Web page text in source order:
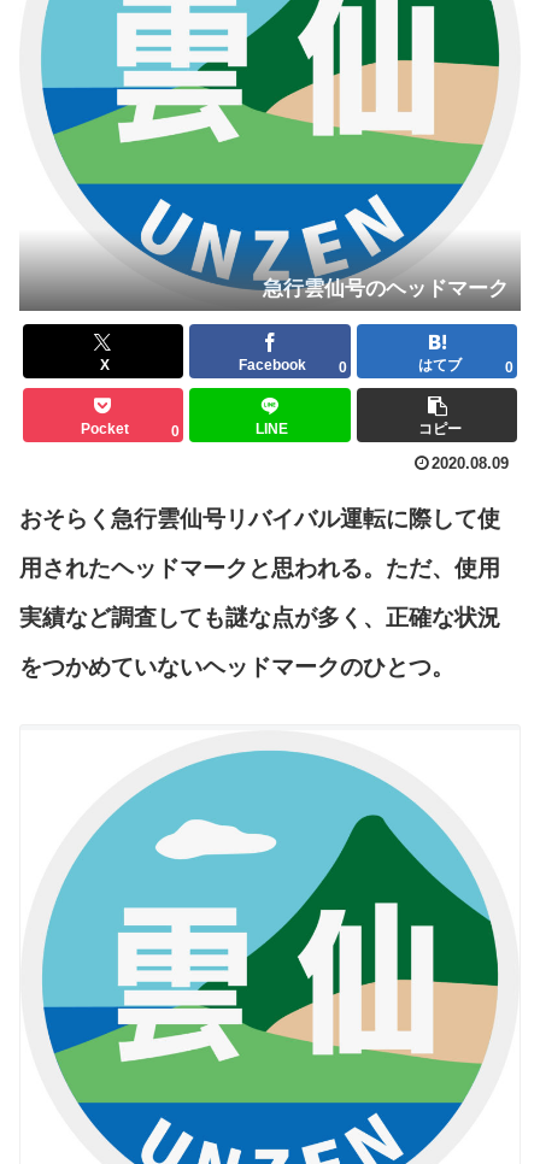
急行雲仙号のヘッドマーク
X Facebook 0 はてブ 0
Pocket 0 LINE コピー
2020.08.09
おそらく急行雲仙号リバイバル運転に際して使
用されたヘッドマークと思われる。ただ、使用
実績など調査しても謎な点が多く、正確な状況
をつかめていないヘッドマークのひとつ。